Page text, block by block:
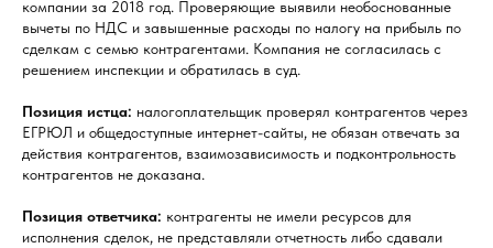
компании за 2018 год. Проверяющие выявили необоснованные
вычеты по НДС и завышенные расходы по налогу на прибыль по
сделкам с семью контрагентами. Компания не согласилась с
решением инспекции и обратилась в суд.
Позиция истца: налогоплательщик проверял контрагентов через
ЕГРЮЛ и общедоступные интернет-сайты, не обязан отвечать за
действия контрагентов, взаимозависимость и подконтрольность
контрагентов не доказана.
Позиция ответчика: контрагенты не имели ресурсов для
исполнения сделок, не представляли отчетность либо сдавали